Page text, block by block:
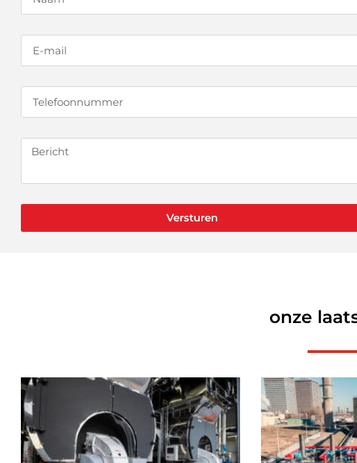
Versturen
onze